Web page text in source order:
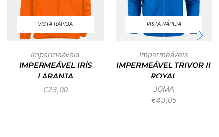
VISTA RÁPIDA
Impermeáveis
IMPERMEÁVEL IRÍS
LARANJA
€23,00
VISTA RÁPIDA
Impermeáveis
IMPERMEÁVEL TRIVOR II
ROYAL
JOMA
€43,05